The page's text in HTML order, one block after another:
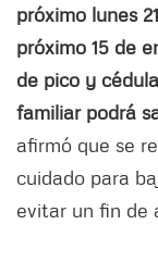
próximo lunes
próximo 15 de
de pico y
familiar podrá
afirmó que se
cuidado para
evitar un fin de